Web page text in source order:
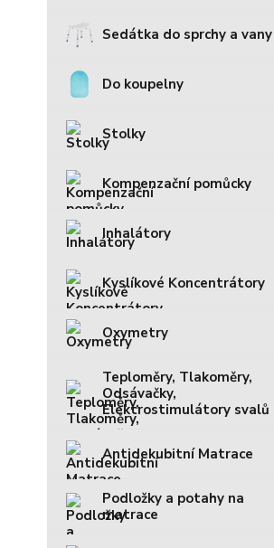
Sedátka do sprchy a vany
Do koupelny
Stolky
Kompenzační pomůcky
Inhalátory
Kyslíkové Koncentrátory
Oxymetry
Teploměry, Tlakoměry,
Odsávačky,
Elektrostimulátory svalů
Antidekubitní Matrace
Podložky a potahy na
matrace